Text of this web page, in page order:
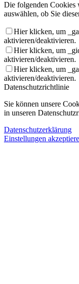
Die folgenden Cookies
auswählen, ob Sie
Hier klicken, um
aktivieren/deaktivieren.
Hier klicken, um
aktivieren/deaktivieren.
Hier klicken, um
aktivieren/deaktivieren.
Datenschutzrichtlinie
Sie können unsere
in unseren
Datenschutzerklärung
Einstellungen